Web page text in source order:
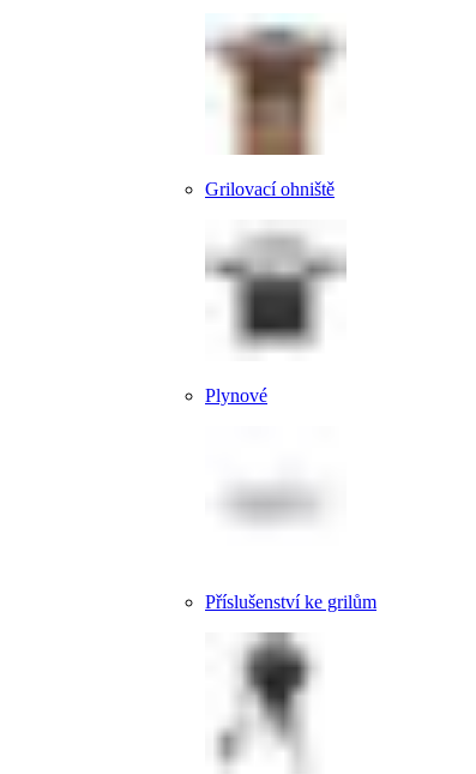
Grilovací ohniště
Plynové
Příslušenství ke grilům